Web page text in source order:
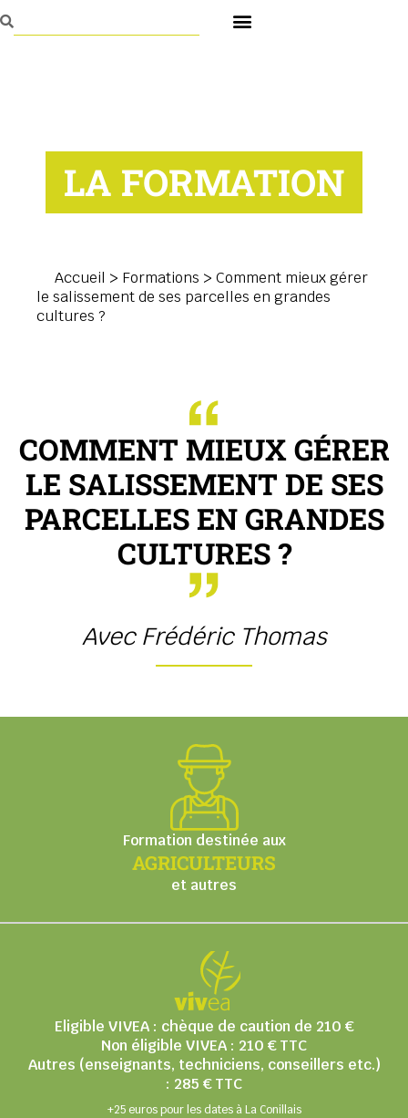
LA FORMATION
Accueil > Formations > Comment mieux gérer
le salissement de ses parcelles en grandes
cultures ?
COMMENT MIEUX GÉRER
LE SALISSEMENT DE SES
PARCELLES EN GRANDES
CULTURES ?
Avec Frédéric Thomas
Formation destinée aux
AGRICULTEURS
et autres
Eligible VIVEA : chèque de caution de 210 €
Non éligible VIVEA : 210 € TTC
Autres (enseignants, techniciens, conseillers etc.)
: 285 € TTC
+25 euros pour les dates à La Conillais